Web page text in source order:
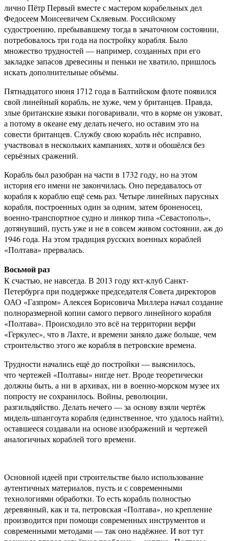
лично Пётр Первый вместе с мастером корабельных дел
Федосеем Моисеевичем Скляевым. Российскому
судостроению, пребывавшему тогда в зачаточном состоянии,
потребовалось три года на постройку корабля. Было
множество трудностей — например, созданных при его
закладке запасов древесины и пеньки не хватило, пришлось
искать дополнительные объёмы.
Пятнадцатого июня 1712 года в Балтийском флоте появился
свой линейный корабль, не хуже, чем у британцев. Правда,
злые британские языки поговаривали, что в корме он узковат,
а потому в океане ему делать нечего, но оставим это на
совести британцев. Службу свою корабль нёс исправно,
участвовал в нескольких кампаниях, хотя и обошёлся без
серьёзных сражений.
Корабль был разобран на части в 1732 году, но на этом
история его имени не закончилась. Оно передавалось от
корабля к кораблю ещё семь раз. Четыре линейных парусных
корабля, построенных один за одним, затем броненосец,
военно-транспортное судно и линкор типа «Севастополь»,
дотянувший, пусть уже и не в совсем живом состоянии, аж до
1946 года. На этом традиция русских военных кораблей
«Полтава» прервалась.
Восьмой раз
К счастью, не навсегда. В 2013 году яхт-клуб Санкт-
Петербурга при поддержке председателя Совета директоров
ОАО «Газпром» Алексея Борисовича Миллера начал создание
полноразмерной копии самого первого линейного корабля
«Полтава». Происходило это всё на территории верфи
«Геркулес», что в Лахте, и времени заняло даже больше, чем
строительство этого же корабля в петровские времена.
Трудности начались ещё до постройки — выяснилось,
что чертежей «Полтавы» нигде нет. Вроде теоретически
должны быть, а ни в архивах, ни в военно-морском музее их
попросту не сохранилось. Войны, революции,
разгильдяйство. Делать нечего — за основу взяли чертёж
мидель-шпангоута корабля (единственное, что удалось найти),
оставшееся создавали на основе изображений и чертежей
аналогичных кораблей того времени.
Основной идеей при строительстве было использование
аутентичных материалов, пусть и с современными
технологиями обработки. То есть корабль полностью
деревянный, как и та, петровская «Полтава», но крепление
производится при помощи современных инструментов и
современными методами — так оно надёжнее. И вот тут